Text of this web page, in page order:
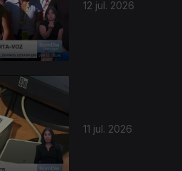
12 jul. 2026
11 jul. 2026